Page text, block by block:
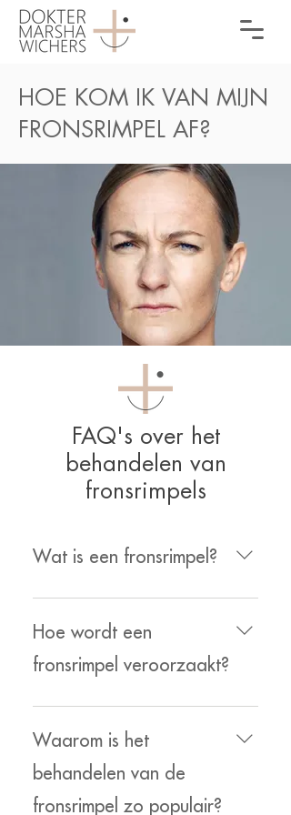
HOE KOM IK VAN MIJN
FRONSRIMPEL AF?
FAQ's over het
behandelen van
fronsrimpels
Wat is een fronsrimpel?
Wanneer je gefronst kijkt
veroorzaak je met de spiertjes
tussen de wenkbrauwen één of
meerdere verticale rimpels.
Hoe wordt een
fronsrimpel veroorzaakt?
De huid tussen de
wenkbrauwen 'vouwt' op het
moment dat er gefronst wordt.
Naarmate je deze beweging
vaker maakt zal er na verloop
Waarom is het
behandelen van de
fronsrimpel zo populair?